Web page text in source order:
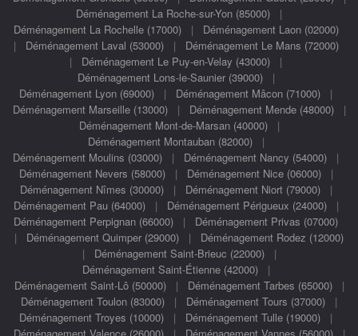
Déménagement La Roche-sur-Yon (85000) |
Déménagement La Rochelle (17000)| Déménagement Laon (02000)
| Déménagement Laval (53000)| Déménagement Le Mans (72000)
| Déménagement Le Puy-en-Velay (43000) |
Déménagement Lons-le-Saunier (39000)|
Déménagement Lyon (69000) | Déménagement Mâcon (71000) |
Déménagement Marseille (13000)| Déménagement Mende (48000)|
Déménagement Mont-de-Marsan (40000)|
Déménagement Montauban (82000)|
Déménagement Moulins (03000) | Déménagement Nancy (54000) |
Déménagement Nevers (58000)| Déménagement Nice (06000)|
Déménagement Nîmes (30000)| Déménagement Niort (79000)|
Déménagement Pau (64000)| Déménagement Périgueux (24000)|
Déménagement Perpignan (66000) | Déménagement Privas (07000)
| Déménagement Quimper (29000) | Déménagement Rodez (12000)
| Déménagement Saint-Brieuc (22000)|
Déménagement Saint-Étienne (42000)|
Déménagement Saint-Lô (50000)| Déménagement Tarbes (65000)|
Déménagement Toulon (83000) | Déménagement Tours (37000) |
Déménagement Troyes (10000) | Déménagement Tulle (19000) |